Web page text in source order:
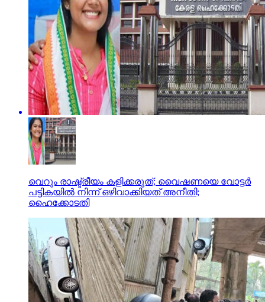
വെറും രാഷ്ട്രീയം കളിക്കരുത്; വൈഷണയെ വോട്ടര്‍
പട്ടികയില്‍ നിന്ന് ഒഴിവാക്കിയത് അനീതി;
ഹൈക്കോടതി